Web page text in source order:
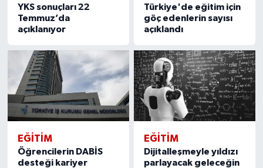
YKS sonuçları 22
Temmuz’da
açıklanıyor
Türkiye'de eğitim için
göç edenlerin sayısı
açıklandı
EĞITIM
Öğrencilerin DABİS
desteği kariyer
EĞITIM
Dijitalleşmeyle yıldızı
parlayacak geleceğin